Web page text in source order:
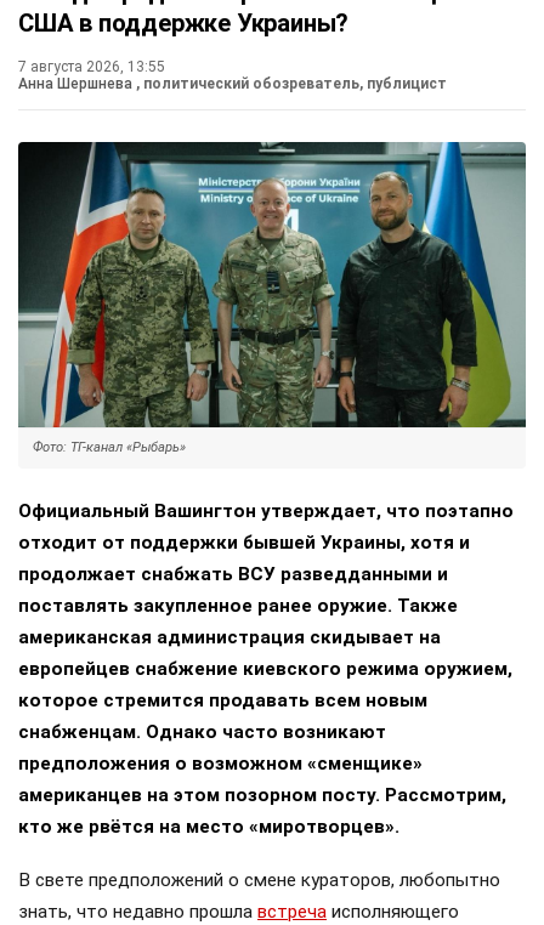
США в поддержке Украины?
7 августа 2026, 13:55
Анна Шершнева , политический обозреватель, публицист
Фото: ТГ-канал «Рыбарь»
Официальный Вашингтон утверждает, что поэтапно
отходит от поддержки бывшей Украины, хотя и
продолжает снабжать ВСУ разведданными и
поставлять закупленное ранее оружие. Также
американская администрация скидывает на
европейцев снабжение киевского режима оружием,
которое стремится продавать всем новым
снабженцам. Однако часто возникают
предположения о возможном «сменщике»
американцев на этом позорном посту. Рассмотрим,
кто же рвётся на место «миротворцев».
В свете предположений о смене кураторов, любопытно
знать, что недавно прошла встреча исполняющего